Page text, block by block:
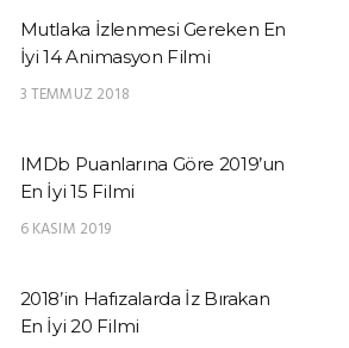
Mutlaka İzlenmesi Gereken En
İyi 14 Animasyon Filmi
3 TEMMUZ 2018
IMDb Puanlarına Göre 2019’un
En İyi 15 Filmi
6 KASIM 2019
2018’in Hafızalarda İz Bırakan
En İyi 20 Filmi